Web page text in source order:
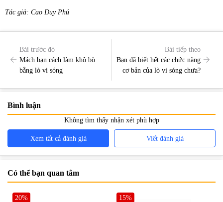
Tác giả: Cao Duy Phú
Bài trước đó
Mách bạn cách làm khô bò
bằng lò vi sóng
Bài tiếp theo
Bạn đã biết hết các chức năng
cơ bản của lò vi sóng chưa?
Bình luận
Không tìm thấy nhận xét phù hợp
Xem tất cả đánh giá Viết đánh giá
Có thể bạn quan tâm
20% 15%